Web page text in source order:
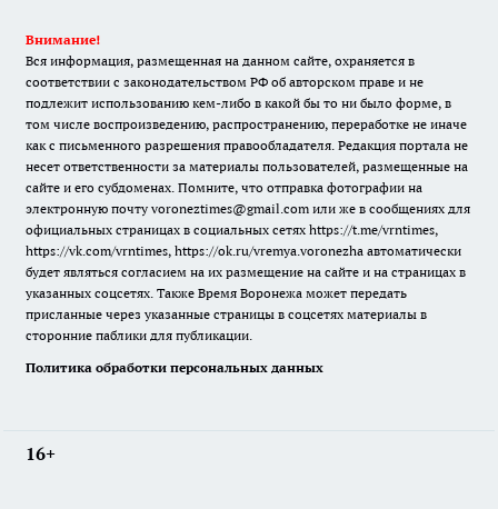
Внимание!
Вся информация, размещенная на данном сайте, охраняется в
соответствии с законодательством РФ об авторском праве и не
подлежит использованию кем-либо в какой бы то ни было форме, в
том числе воспроизведению, распространению, переработке не иначе
как с письменного разрешения правообладателя. Редакция портала не
несет ответственности за материалы пользователей, размещенные на
сайте и его субдоменах. Помните, что отправка фотографии на
электронную почту voroneztimes@gmail.com или же в сообщениях для
официальных страницах в социальных сетях https://t.me/vrntimes,
https://vk.com/vrntimes, https://ok.ru/vremya.voronezha автоматически
будет являться согласием на их размещение на сайте и на страницах в
указанных соцсетях. Также Время Воронежа может передать
присланные через указанные страницы в соцсетях материалы в
сторонние паблики для публикации.
Политика обработки персональных данных
16+